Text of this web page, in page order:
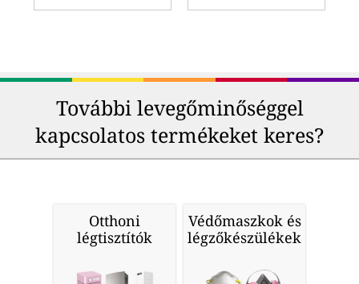
További levegőminőséggel
kapcsolatos termékeket keres?
Otthoni
légtisztítók
Védőmaszkok és
légzőkészülékek